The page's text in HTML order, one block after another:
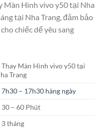
Màn Hình vivo y50 tại Nha
tại Nha Trang, đảm bảo
chiếc dế yêu sang
Thay Màn Hình vivo y50 tại
Trang
7h30 – 17h30 hàng ngày
30 – 60 Phút
3 tháng